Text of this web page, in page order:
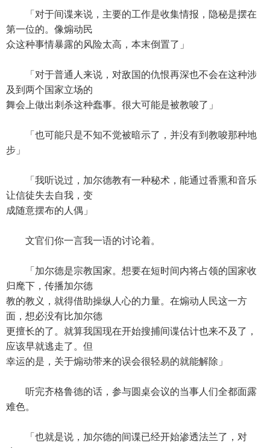
「对于间谍来说，主要的工作是收集情报，隐秘是摆在
第一位的。像煽动民
众这种事情暴露的风险太高，本末倒置了」
「对于普通人来说，对敌国的仇恨再深也不会在这种涉
及到两个国家立场的
舞会上做出刺杀这种蠢事。很大可能是被教唆了」
「也可能只是不知不觉被暗示了，并没有到教唆那种地
步」
「我听说过，加尔德教有一种秘术，能通过香熏和音乐
让信徒失去自我，变
成随意摆布的人偶」
文官们你一言我一语的讨论着。
「加尔德是宗教国家。想要在短时间内将占领的国家收
归麾下，传播加尔德
教的教义，就得借助操纵人心的力量。在煽动人民这一方
面，想必没有比加尔德
更擅长的了。就算我国现在开始搜捕间谍估计也来不及了，
应该早就逃走了。但
幸运的是，关于煽动带来的误会很轻易的就能解除」
听完齐格鲁德的话，参与圆桌会议的当事人们全都面露
难色。
「也就是说，加尔德的间谍已经开始渗透法兰了，对